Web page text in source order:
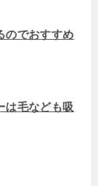
のでおすすめ
は毛なども吸